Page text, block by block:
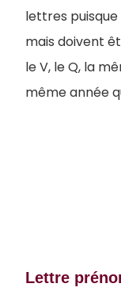
lettres puisque
mais doivent
le V, le Q, la
même année
Lettre